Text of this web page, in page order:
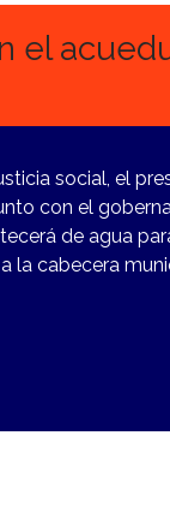
el
social, el
con el
de agua
la cabecera